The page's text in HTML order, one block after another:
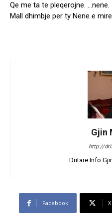
Qe me ta te pleqerojne. …nene.
Mall dhimbje per ty Nene e
Gjin
http://
Dritare.Info
Facebook X